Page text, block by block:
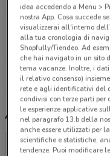
CORSO
24.2 km
Altri volantini
idea accedendo a Menu >
nostra App. Cosa succede
visualizzerai all'interno
alla tua cronologia di
Shopfully/Tiendeo. Ad
che hai navigato in un sito
tema vacanze. Inoltre, i
il relativo consenso)
rete e agli identificativi del
condivisi con terze parti
le esperienze applicative
nel paragrafo 13.b della
anche essere utilizzati per
scientifiche e statistiche,
tendenze. Puoi modificare